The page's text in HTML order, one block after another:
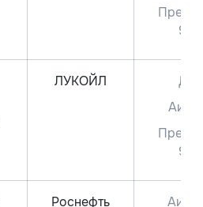
95
ЛУКОЙЛ
ДТ
Аи-
95
Роснефть
Аи-